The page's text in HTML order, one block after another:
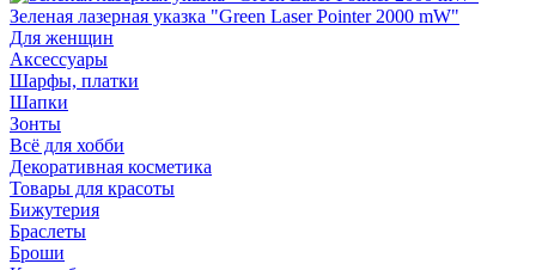
Зеленая лазерная указка "Green Laser Pointer 2000 mW"
Для женщин
Аксессуары
Шарфы, платки
Шапки
Зонты
Всё для хобби
Декоративная косметика
Товары для красоты
Бижутерия
Браслеты
Броши